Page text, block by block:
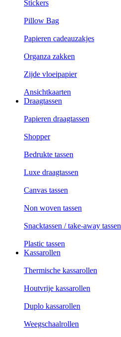
Stickers
Pillow Bag
Papieren cadeauzakjes
Organza zakken
Zijde vloeipapier
Ansichtkaarten
Draagtassen
Papieren draagtassen
Shopper
Bedrukte tassen
Luxe draagtassen
Canvas tassen
Non woven tassen
Snacktassen / take-away tassen
Plastic tassen
Kassarollen
Thermische kassarollen
Houtvrije kassarollen
Duplo kassarollen
Weegschaalrollen